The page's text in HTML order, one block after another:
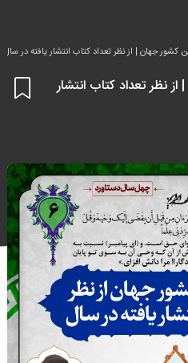
کشور جهان | از نظر تعداد کتاب انتشار یافته در سال
نظر تعداد کتاب انتشار